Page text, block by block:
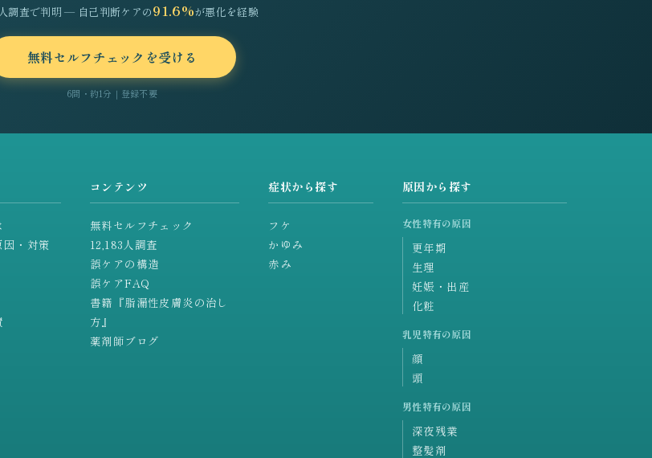
調査で判明 — 自己判断ケアの91.6%が悪化を経験
無料セルフチェックを受ける
6問・約1分｜登録不要
・対策
コンテンツ
無料セルフチェック
12,183人調査
誤ケアの構造
誤ケアFAQ
書籍『脂漏性皮膚炎の治し
方』
薬剤師ブログ
症状から探す
フケ
かゆみ
赤み
原因から探す
女性特有の原因
更年期
生理
妊娠・出産
化粧
乳児特有の原因
顔
頭
男性特有の原因
深夜残業
整髪剤